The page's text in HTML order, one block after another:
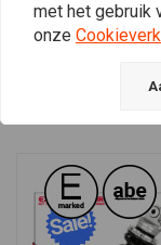
met het gebruik
onze